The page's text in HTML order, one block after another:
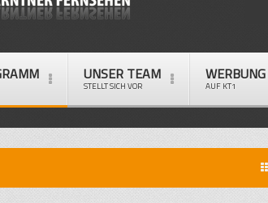
UNSER TEAM
STELLT SICH VOR
WERBUNG
AUF KT1